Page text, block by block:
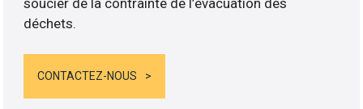
déchets.
CONTACTEZ-NOUS